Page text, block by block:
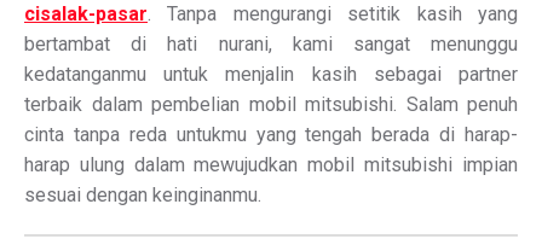
cisalak-pasar. Tanpa mengurangi setitik kasih yang
bertambat di hati nurani, kami sangat menunggu
kedatanganmu untuk menjalin kasih sebagai partner
terbaik dalam pembelian mobil mitsubishi. Salam penuh
cinta tanpa reda untukmu yang tengah berada di harap-
harap ulung dalam mewujudkan mobil mitsubishi impian
sesuai dengan keinginanmu.